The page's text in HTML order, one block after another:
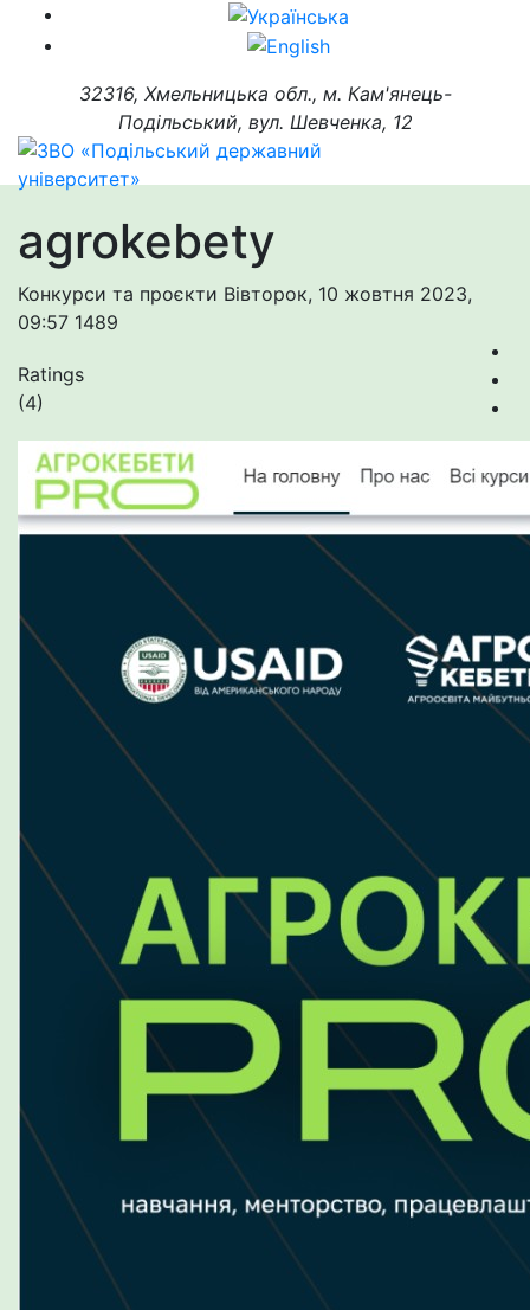
32316, Хмельницька обл., м. Кам'янець-
Подільський, вул. Шевченка, 12
agrokebety
Конкурси та проєкти Вівторок, 10 жовтня 2023,
09:57 1489
Ratings
(4)